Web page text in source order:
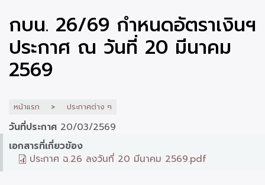
น้ำมัน
เชื้อ
เพลิง
แสดง
ผล
กบน. 26/69 กำหนดอัตราเงินฯ
ประกาศ ณ วันที่ 20 มีนาคม
2569
หน้าแรก ประกาศต่าง ๆ
วันที่ประกาศ 20/03/2569
เอกสารที่เกี่ยวข้อง
ประกาศ ฉ.26 ลงวันที่ 20 มีนาคม 2569.pdf